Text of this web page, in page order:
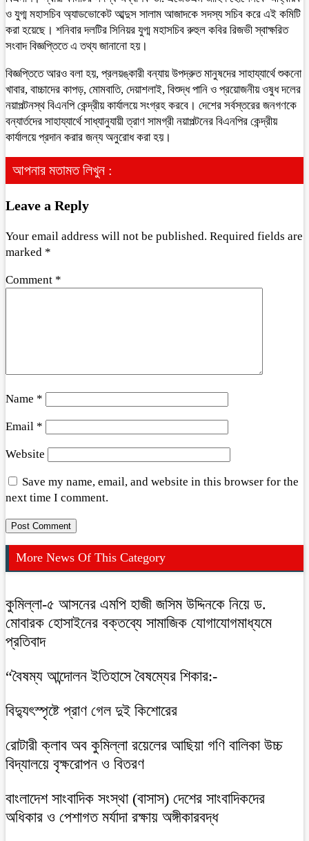
ও যুগ্ম মহাসচিব অ্যাডভোকেট আব্দুস সালাম আজাদকে সদস্য সচিব করে এই কমিটি
করা হয়েছে। শনিবার দলটির সিনিয়র যুগ্ম মহাসচিব রুহুল কবির রিজভী স্বাক্ষরিত
সংবাদ বিজ্ঞপ্তিতে এ তথ্য জানানো হয়।
বিজ্ঞপ্তিতে আরও বলা হয়, প্রলয়ঙ্কারী বন্যায় উপদ্রুত মানুষদের সাহায্যার্থে শুকনো
খাবার, বাচ্চাদের কাপড়, মোমবাতি, দেয়াশলাই, বিশুদ্ধ পানি ও প্রয়োজনীয় ওষুধ দলের
নয়াপল্টনস্থ বিএনপি কেন্দ্রীয় কার্যালয়ে সংগ্রহ করবে। দেশের সর্বস্তরের জনগণকে
বন্যার্তদের সাহায্যার্থে সাধ্যানুযায়ী ত্রাণ সামগ্রী নয়াপল্টনের বিএনপির কেন্দ্রীয়
কার্যালয়ে প্রদান করার জন্য অনুরোধ করা হয়।
আপনার মতামত লিখুন :
Leave a Reply
Your email address will not be published. Required fields are
marked *
Comment *
Name *
Email *
Website
Save my name, email, and website in this browser for the
next time I comment.
More News Of This Category
কুমিল্লা-৫ আসনের এমপি হাজী জসিম উদ্দিনকে নিয়ে ড.
মোবারক হোসাইনের বক্তব্যে সামাজিক যোগাযোগমাধ্যমে
প্রতিবাদ
“বৈষম্য আন্দোলন ইতিহাসে বৈষম্যের শিকার:-
বিদ্যুৎস্পৃষ্টে প্রাণ গেল দুই কিশোরের
রোটারী ক্লাব অব কুমিল্লা রয়েলের আছিয়া গণি বালিকা উচ্চ
বিদ্যালয়ে বৃক্ষরোপন ও বিতরণ
বাংলাদেশ সাংবাদিক সংস্থা (বাসাস) দেশের সাংবাদিকদের
অধিকার ও পেশাগত মর্যাদা রক্ষায় অঙ্গীকারবদ্ধ